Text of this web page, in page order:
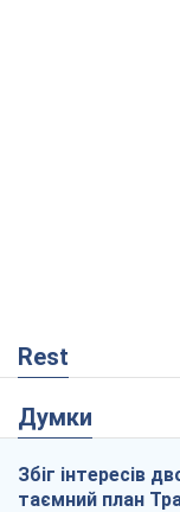
Rest
Думки
Збіг інтересів
таємний план